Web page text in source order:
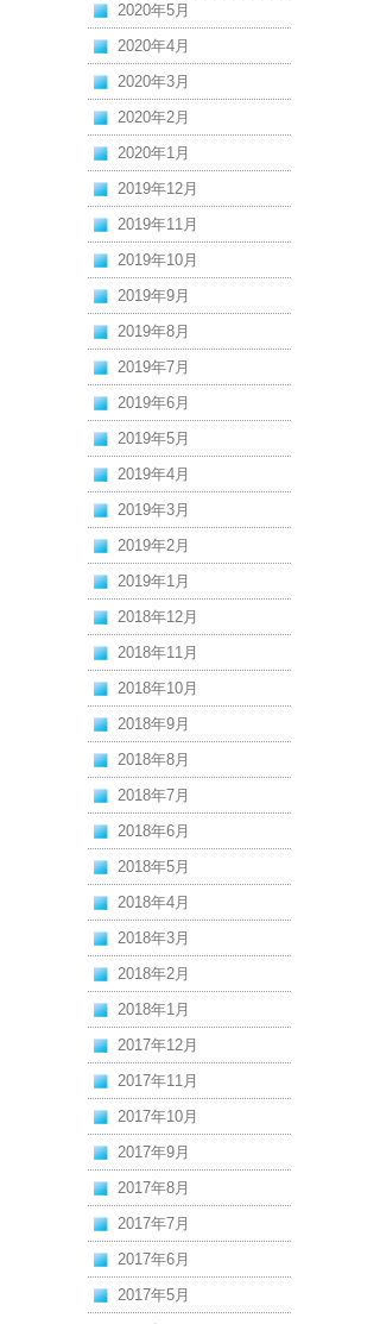
2020年5月
2020年4月
2020年3月
2020年2月
2020年1月
2019年12月
2019年11月
2019年10月
2019年9月
2019年8月
2019年7月
2019年6月
2019年5月
2019年4月
2019年3月
2019年2月
2019年1月
2018年12月
2018年11月
2018年10月
2018年9月
2018年8月
2018年7月
2018年6月
2018年5月
2018年4月
2018年3月
2018年2月
2018年1月
2017年12月
2017年11月
2017年10月
2017年9月
2017年8月
2017年7月
2017年6月
2017年5月